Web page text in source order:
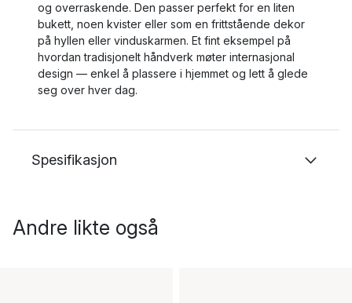
og overraskende. Den passer perfekt for en liten
bukett, noen kvister eller som en frittstående dekor
på hyllen eller vinduskarmen. Et fint eksempel på
hvordan tradisjonelt håndverk møter internasjonal
design — enkel å plassere i hjemmet og lett å glede
seg over hver dag.
Spesifikasjon
Andre likte også